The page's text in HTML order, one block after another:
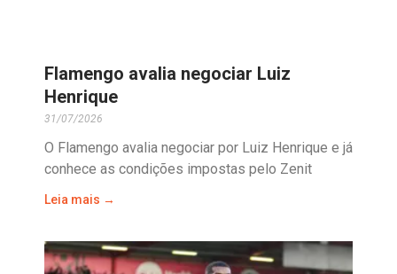
Flamengo avalia negociar Luiz
Henrique
31/07/2026
O Flamengo avalia negociar por Luiz Henrique e já
conhece as condições impostas pelo Zenit
Leia mais →